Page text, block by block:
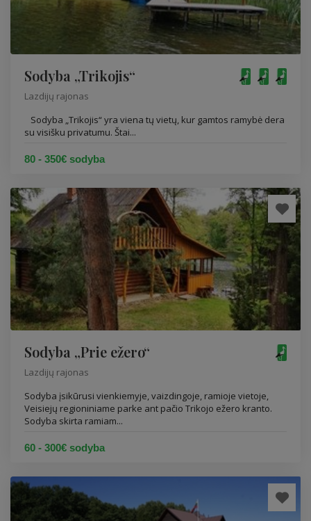
Sodyba „Trikojis“
Lazdijų rajonas
Sodyba „Trikojis“ yra viena tų vietų, kur gamtos ramybė dera
su visišku privatumu. Štai...
80 - 350€ sodyba
Sodyba „Prie ežero“
Lazdijų rajonas
Sodyba įsikūrusi vienkiemyje, vaizdingoje, ramioje vietoje,
Veisiejų regioniniame parke ant pačio Trikojo ežero kranto.
Sodyba skirta ramiam...
60 - 300€ sodyba